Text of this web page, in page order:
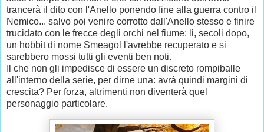
trancerà il dito con l'Anello ponendo fine alla guerra contro il
Nemico... salvo poi venire corrotto dall'Anello stesso e finire
trucidato con le frecce degli orchi nel fiume: li, secoli dopo,
un hobbit di nome Smeagol l'avrebbe recuperato e si
sarebbero mossi tutti gli eventi ben noti.
Il che non gli impedisce di essere un discreto rompiballe
all'interno della serie, per dirne una: avrà quindi margini di
crescita? Per forza, altrimenti non diventerà quel
personaggio particolare.